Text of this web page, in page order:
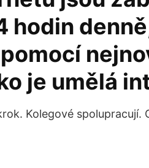
hodin
je umělá
Kolegové spolupracují.